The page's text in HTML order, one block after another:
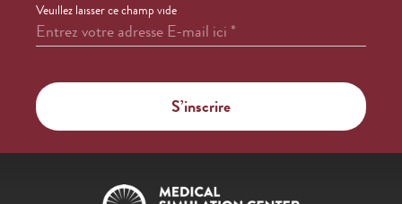
Veuillez laisser ce champ vide
Entrez votre adresse E-mail ici*